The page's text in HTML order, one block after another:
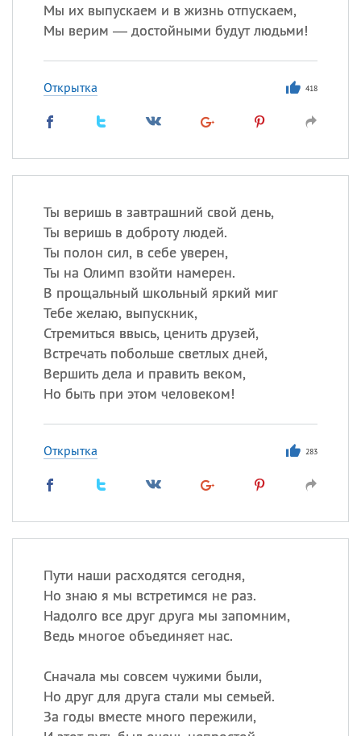
Мы их выпускаем и в жизнь отпускаем,
Мы верим — достойными будут людьми!
Открытка 418
Ты веришь в завтрашний свой день,
Ты веришь в доброту людей.
Ты полон сил, в себе уверен,
Ты на Олимп взойти намерен.
В прощальный школьный яркий миг
Тебе желаю, выпускник,
Стремиться ввысь, ценить друзей,
Встречать побольше светлых дней,
Вершить дела и править веком,
Но быть при этом человеком!
Открытка 283
Пути наши расходятся сегодня,
Но знаю я мы встретимся не раз.
Надолго все друг друга мы запомним,
Ведь многое объединяет нас.
Сначала мы совсем чужими были,
Но друг для друга стали мы семьей.
За годы вместе много пережили,